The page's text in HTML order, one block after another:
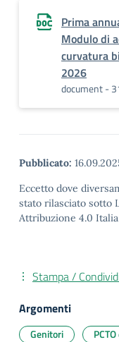
Prima
Modulo di
curvatura
2026
document -
Pubblicato:
Eccetto dove
stato rilasciato sotto
Attribuzione 4.0
Stampa /
Argomenti
Genitori